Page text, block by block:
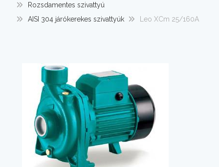
Rozsdamentes szivattyú
AISI 304 járókerekes szivattyúk
Leo XCm 25/160A